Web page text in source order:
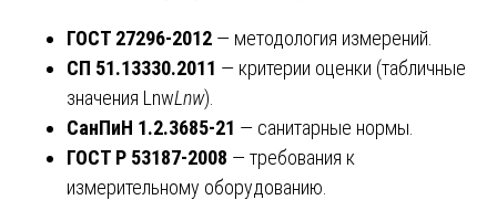
ГОСТ 27296-2012 — методология измерений.
СП 51.13330.2011 — критерии оценки (табличные
значения LnwLnw​).
СанПиН 1.2.3685-21 — санитарные нормы.
ГОСТ Р 53187-2008 — требования к
измерительному оборудованию.